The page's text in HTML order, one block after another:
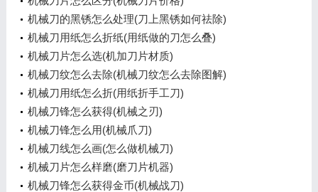
机械刀的黑锈怎么处理(刀上黑锈如何祛除)
机械刀用纸怎么折纸(用纸做的刀怎么叠)
机械刀片怎么选(机加刀片材质)
机械刀纹怎么去除(机械刀纹怎么去除图解)
机械刀用纸怎么折(用纸折手工刀)
机械刀锋怎么获得(机械之刃)
机械刀锋怎么用(机械爪刀)
机械刀线怎么画(怎么做机械刀)
机械刀片怎么样磨(磨刀片机器)
机械刀锋怎么获得金币(机械战刀)